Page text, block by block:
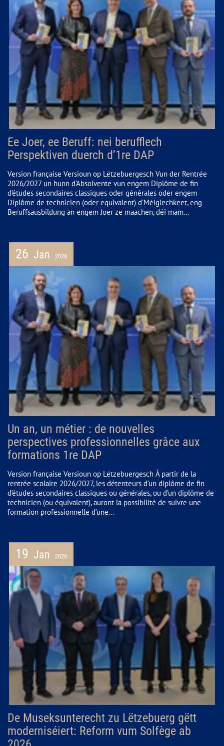
Ee Joer, ee Beruff: nei berufflech
Perspektiven duerch d’1re DAP
Version française Versioun op Lëtzebuergesch Vun der Rentrée
2026/2027 un hunn d’Absolvente vun engem Diplôme de fin
d’études secondaires classiques oder générales oder engem
Diplôme de technicien (oder equivalent) d’Méiglechkeet, eng
Beruffsausbildung an engem Joer ze maachen, déi mam...
26 Jan 2026
Un an, un métier : de nouvelles
perspectives professionnelles grâce aux
formations 1re DAP
Version française Versioun op Lëtzebuergesch À partir de la
rentrée scolaire 2026/2027, les détenteurs d’un diplôme de fin
d’études secondaires classiques ou générales, ou d’un diplôme de
technicien (ou équivalent), auront la possibilité de suivre une
formation professionnelle d’une...
19 Jan 2026
De Museksunterecht zu Lëtzebuerg gëtt
moderniséiert: Reform vum Solfège ab